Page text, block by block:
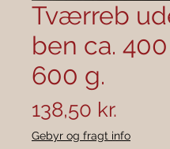
Tværreb
ben ca.
600 g.
138,50 kr.
Gebyr og fragt info